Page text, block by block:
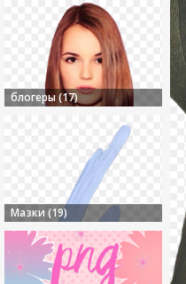
блогеры (17)
Мазки (19)